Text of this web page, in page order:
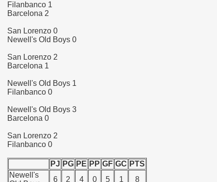
Filanbanco 1
Barcelona 2
San Lorenzo 0
Newell's Old Boys 0
San Lorenzo 2
Barcelona 1
Newell's Old Boys 1
Filanbanco 0
Newell's Old Boys 3
Barcelona 0
San Lorenzo 2
Filanbanco 0
PJ PG PE PP GF GC PTS
Newell's
6 2 4 0 5 1
8